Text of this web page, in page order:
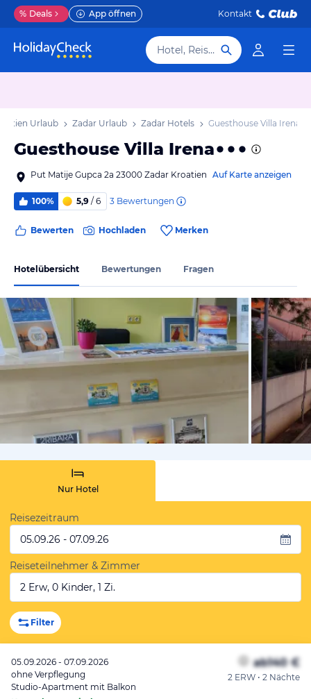
% Deals App öffnen Kontakt
Hotel, Reiseziel
Urlaub Zadar Urlaub Zadar Hotels Guesthouse Villa Irena
Guesthouse Villa Irena
Put Matije Gupca 2a 23000 Zadar Kroatien Auf Karte anzeigen
100% 5,9 / 6 3 Bewertungen
Bewerten Hochladen Merken
Hotelübersicht Bewertungen Fragen
von
Nur Hotel
Reisezeitraum
05.09.26 - 07.09.26
Reiseteilnehmer & Zimmer
2 Erw, 0 Kinder, 1 Zi.
Filter
05.09.2026 - 07.09.2026
ohne Verpflegung
Studio-Apartment mit Balkon
ab140 €
2 ERW • 2 Nächte